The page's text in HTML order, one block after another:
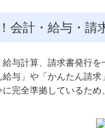
会計・給与・請
与計算、請求書発行を
給与」や「かんたん請
に完全準拠しているため